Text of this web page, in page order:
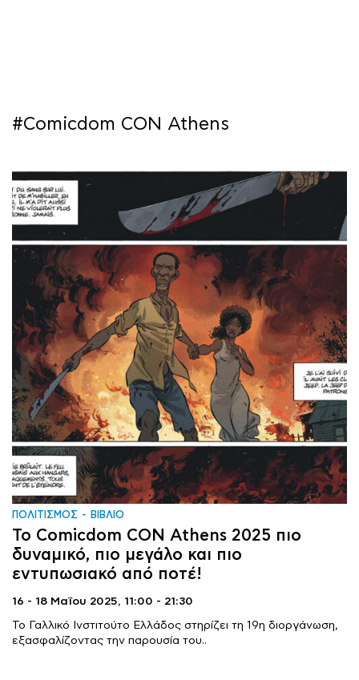
ΣΥΝΕΡΓΕΙΕΣ
ΒΙΒΛΙΟΘΗΚΗ
#Comicdom CON Athens
ΠΟΛΙΤΙΣΜΟΣ ΒΙΒΛΙΟ
Το Comicdom CON Athens 2025 πιο
δυναμικό, πιο μεγάλο και πιο
εντυπωσιακό από ποτέ!
16 - 18 Μαΐου 2025, 11:00 - 21:30
Το Γαλλικό Ινστιτούτο Ελλάδος στηρίζει τη 19η διοργάνωση,
εξασφαλίζοντας την παρουσία του..